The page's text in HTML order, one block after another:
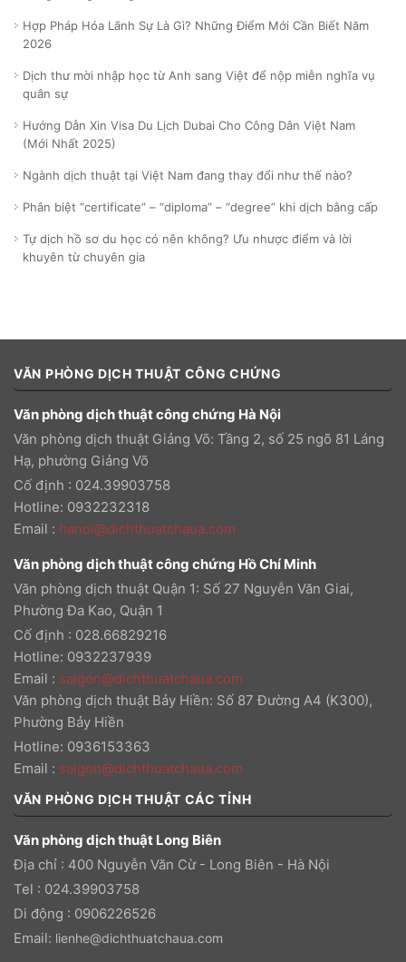
Hợp Pháp Hóa Lãnh Sự Là Gì? Những Điểm Mới Cần Biết Năm
2026
Dịch thư mời nhập học từ Anh sang Việt để nộp miễn nghĩa vụ
quân sự
Hướng Dẫn Xin Visa Du Lịch Dubai Cho Công Dân Việt Nam
(Mới Nhất 2025)
Ngành dịch thuật tại Việt Nam đang thay đổi như thế nào?
Phân biệt “certificate” – “diploma” – “degree” khi dịch bằng cấp
Tự dịch hồ sơ du học có nên không? Ưu nhược điểm và lời
khuyên từ chuyên gia
VĂN PHÒNG DỊCH THUẬT CÔNG CHỨNG
Văn phòng dịch thuật công chứng Hà Nội
Văn phòng dịch thuật Giảng Võ: Tầng 2, số 25 ngõ 81 Láng
Hạ, phường Giảng Võ
Cố định : 024.39903758
Hotline: 0932232318
Email : hanoi@dichthuatchaua.com
Văn phòng dịch thuật công chứng Hồ Chí Minh
Văn phòng dịch thuật Quận 1: Số 27 Nguyễn Văn Giai,
Phường Đa Kao, Quận 1
Cố định : 028.66829216
Hotline: 0932237939
Email : saigon@dichthuatchaua.com
Văn phòng dịch thuật Bảy Hiền: Số 87 Đường A4 (K300),
Phường Bảy Hiền
Hotline: 0936153363
Email : saigon@dichthuatchaua.com
VĂN PHÒNG DỊCH THUẬT CÁC TỈNH
Văn phòng dịch thuật Long Biên
Địa chỉ : 400 Nguyễn Văn Cừ - Long Biên - Hà Nội
Tel : 024.39903758
Di động : 0906226526
Email: lienhe@dichthuatchaua.com